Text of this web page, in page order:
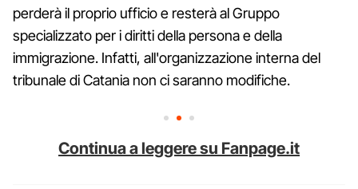
perderà il proprio ufficio e resterà al Gruppo
specializzato per i diritti della persona e della
immigrazione. Infatti, all'organizzazione interna del
tribunale di Catania non ci saranno modifiche.
Continua a leggere su Fanpage.it